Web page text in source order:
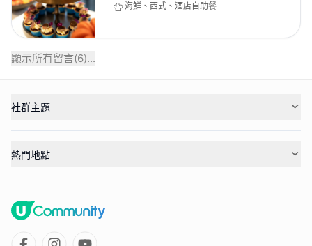
閣樓
海鮮、西式、酒店自助餐
顯示所有留言(6)...
社群主題
熱門地點